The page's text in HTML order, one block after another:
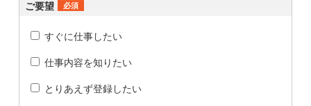
ご要望 必須
すぐに仕事したい
仕事内容を知りたい
とりあえず登録したい